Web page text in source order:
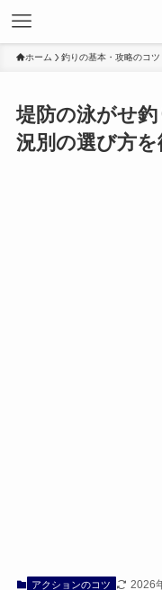
ホーム 釣りの基本・攻略のコツ
堤防の泳がせ
況別の選び方
アクションのコツ 2026